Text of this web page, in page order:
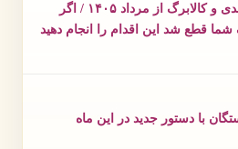
استارت قطع یارانه نقدی و کالابرگ از مرداد ۱۴۰۵ / اگر
شما قطع شد این اقدام را انجام دهید
با دستور جدید در این ماه